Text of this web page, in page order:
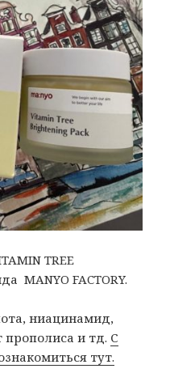
TREE
MANYO FACTORY.
ниацинамид,
прополиса и тд. С
тут.